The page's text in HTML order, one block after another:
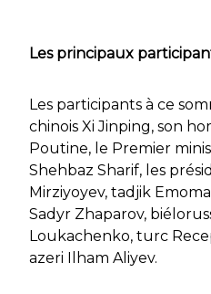
Les principaux
Les participants à ce
chinois Xi Jinping, son
Poutine, le Premier
Shehbaz Sharif, les
Mirziyoyev, tadjik
Sadyr Zhaparov,
Loukachenko, turc
azeri Ilham Aliyev.